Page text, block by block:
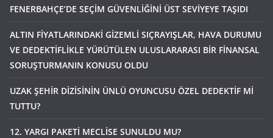
FENERBAHÇE’DE SEÇİM GÜVENLİĞİNİ ÜST SEVİYEYE TAŞIDI
ALTIN FİYATLARINDAKİ GİZEMLİ SIÇRAYIŞLAR, HAVA DURUMU
VE DEDEKTİFLİKLE YÜRÜTÜLEN ULUSLARARASI BİR FİNANSAL
SORUŞTURMANIN KONUSU OLDU
UZAK ŞEHİR DİZİSİNİN ÜNLÜ OYUNCUSU ÖZEL DEDEKTİF Mİ
TUTTU?
12. YARGI PAKETİ MECLİSE SUNULDU MU?